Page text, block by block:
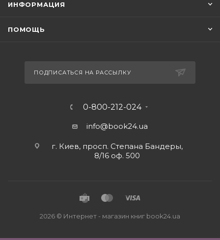
ИНФОРМАЦИЯ
ПОМОЩЬ
ПОДПИСАТЬСЯ НА РАССЫЛКУ
0-800-212-024
info@book24.ua
г. Киев, просп. Степана Бандеры,
8/16 оф. 500
2026 © Интернет - магазин книг book24.ua